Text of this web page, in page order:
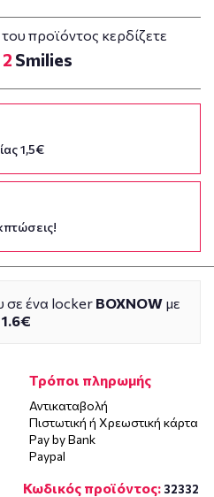
προϊόντος κερδίζετε
2 Smilies
1,5€
σε ένα locker BOXNOW με
1.6€
Τρόποι πληρωμής
Αντικαταβολή
Πιστωτική ή Χρεωστική κάρτα
Pay by Bank
Paypal
Κωδικός προϊόντος: 32332